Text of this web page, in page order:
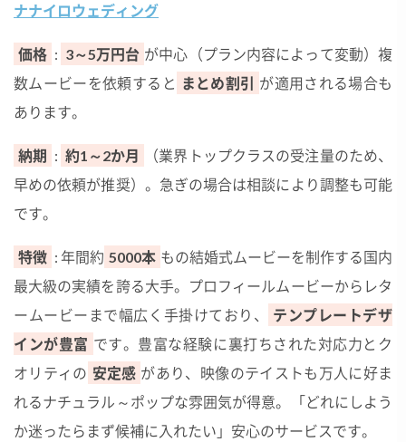
ナナイロウェディング
価格 : 3～5万円台 が中心（プラン内容によって変動）複
数ムービーを依頼すると まとめ割引 が適用される場合も
あります。
納期 : 約1～2か月
（業界トップクラスの受注量のため、
早めの依頼が推奨）。急ぎの場合は相談により調整も可能
です。
特徴 : 年間約 5000本 もの結婚式ムービーを制作する国内
最大級の実績を誇る大手。プロフィールムービーからレタ
ームービーまで幅広く手掛けており、
テンプレートデザ
インが豊富 です。豊富な経験に裏打ちされた対応力とク
オリティの 安定感 があり、映像のテイストも万人に好ま
れるナチュラル～ポップな雰囲気が得意。「どれにしよう
か迷ったらまず候補に入れたい」安心のサービスです。